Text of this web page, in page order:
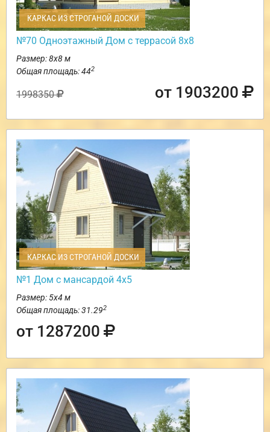
КАРКАС ИЗ СТРОГАНОЙ ДОСКИ
№70 Одноэтажный Дом с террасой 8х8
Размер: 8х8 м
Общая площадь: 442
1998350 от 1903200
КАРКАС ИЗ СТРОГАНОЙ ДОСКИ
№1 Дом с мансардой 4х5
Размер: 5х4 м
Общая площадь: 31.292
от 1287200